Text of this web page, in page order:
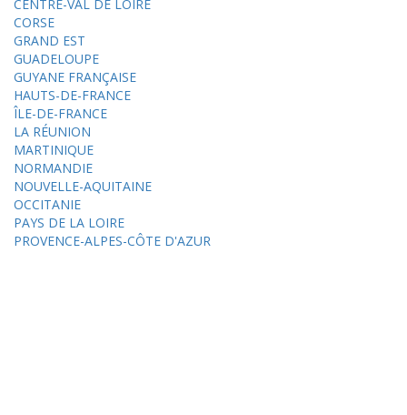
CENTRE-VAL DE LOIRE
CORSE
GRAND EST
GUADELOUPE
GUYANE FRANÇAISE
HAUTS-DE-FRANCE
ÎLE-DE-FRANCE
LA RÉUNION
MARTINIQUE
NORMANDIE
NOUVELLE-AQUITAINE
OCCITANIE
PAYS DE LA LOIRE
PROVENCE-ALPES-CÔTE D'AZUR